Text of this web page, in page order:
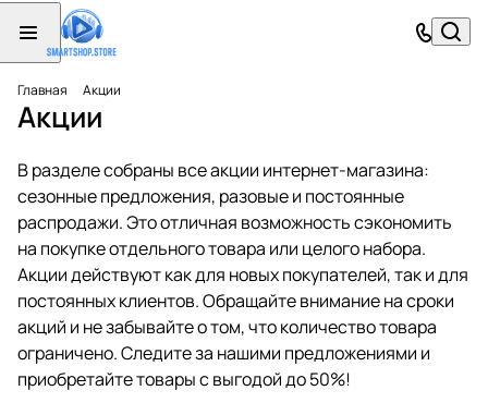
Главная Акции
Акции
В разделе собраны все акции интернет-магазина:
сезонные предложения, разовые и постоянные
распродажи. Это отличная возможность сэкономить
на покупке отдельного товара или целого набора.
Акции действуют как для новых покупателей, так и для
постоянных клиентов. Обращайте внимание на сроки
акций и не забывайте о том, что количество товара
ограничено. Следите за нашими предложениями и
приобретайте товары с выгодой до 50%!